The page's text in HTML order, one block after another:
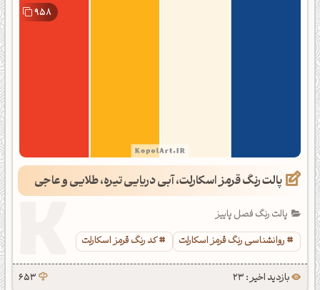
958
پالت رنگ قرمز اسکارلت، آبی دریایی تیره، طلایی و عاجی
پالت رنگ فصل پاییز
روانشناسی رنگ قرمز اسکارلت
کد رنگ قرمز اسکارلت
بازدید اخیر : 23 653